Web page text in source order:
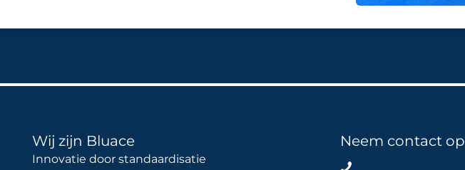
Wij zijn Bluace
Innovatie door standaardisatie
Neem contact op